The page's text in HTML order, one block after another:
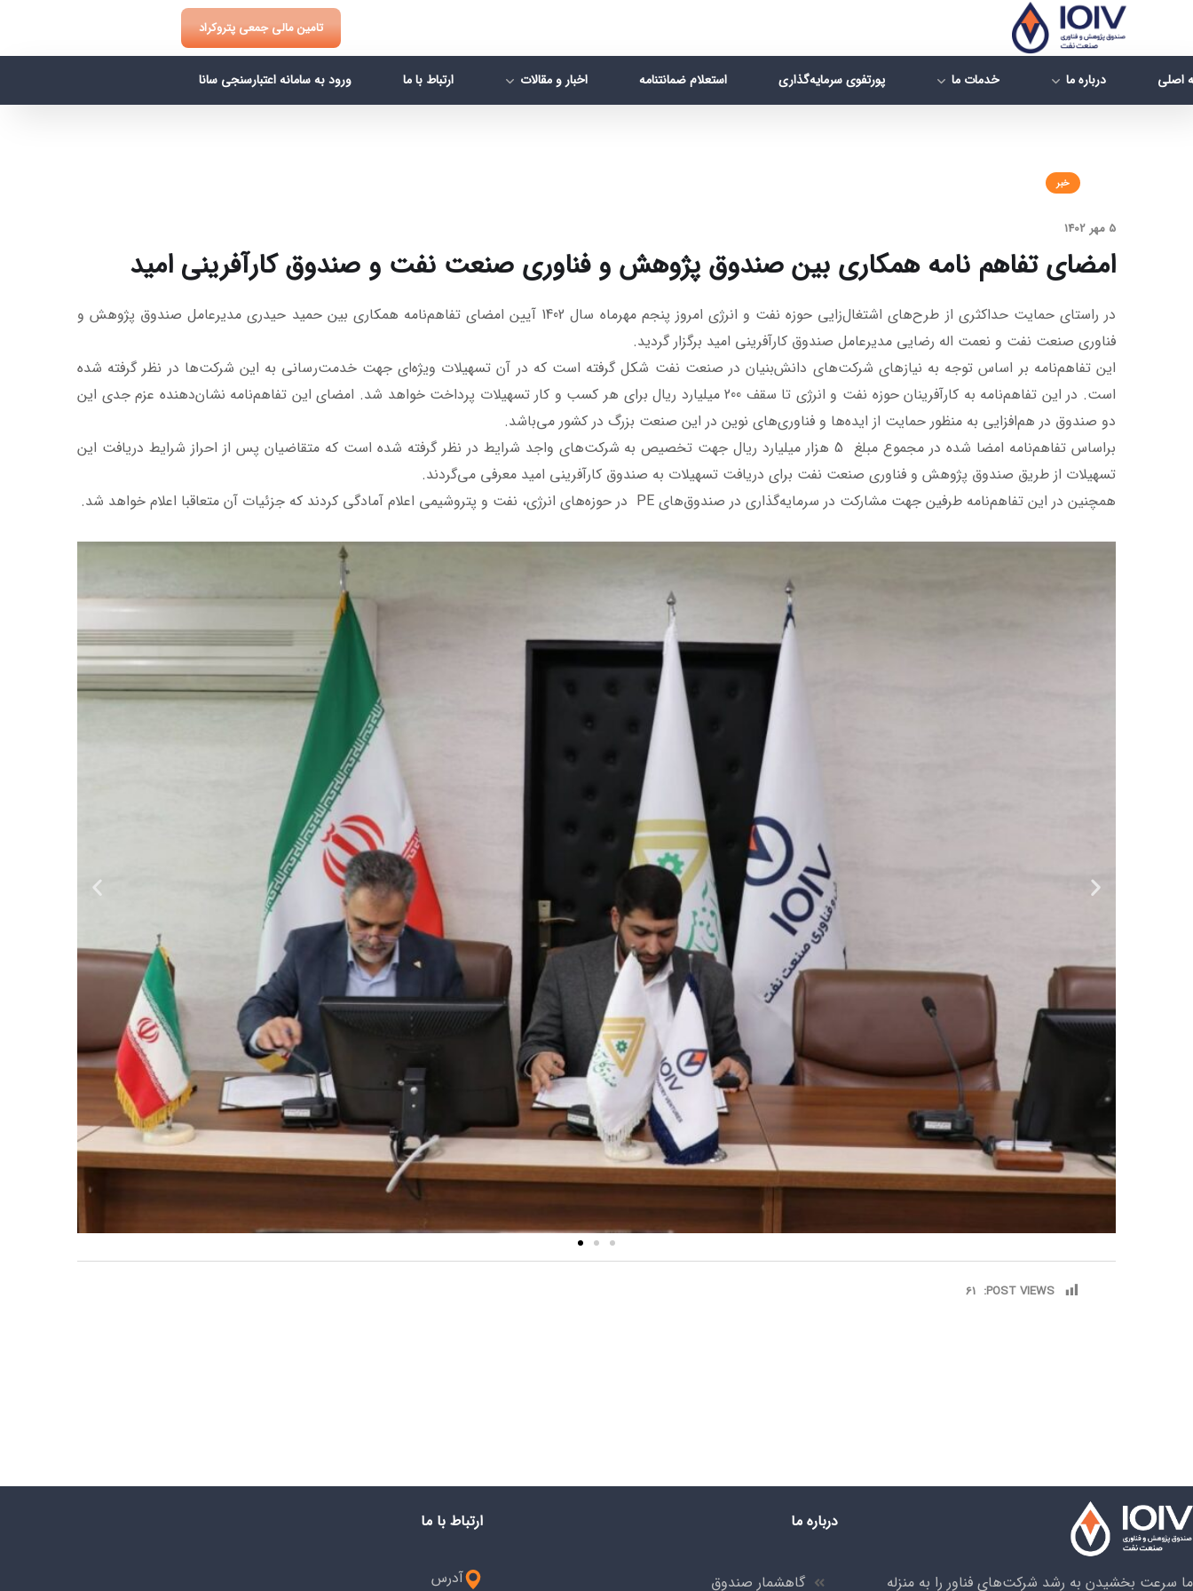
تامین مالی جمعی پتروکراد
اصلی درباره ما خدمات ما پورتفوی سرمایه‌گذاری استعلام ضمانتنامه اخبار و مقالات ارتباط با ما ورود به سامانه اعتبارسنجی سانا
خبر
5 مهر 1402
امضای تفاهم نامه همکاری بین صندوق پژوهش و فناوری صنعت نفت و صندوق کارآفرینی امید
در راستای حمایت حداکثری از طرح‌های اشتغال‌زایی حوزه نفت و انرژی امروز پنجم مهرماه سال 1402 آیین امضای تفاهم‌نامه همکاری بین حمید حیدری مدیرعامل صندوق پژوهش و
فناوری صنعت نفت و نعمت اله رضایی مدیرعامل صندوق کارآفرینی امید برگزار گردید.
این تفاهم‌نامه بر اساس توجه به نیازهای شرکت‌های دانش‌بنیان در صنعت نفت شکل گرفته است که در آن تسهیلات ویژه‌ای جهت خدمت‌رسانی به این شرکت‌ها در نظر گرفته شده
است. در این تفاهم‌نامه به کارآفرینان حوزه نفت و انرژی تا سقف 200 میلیارد ریال برای هر کسب و کار تسهیلات پرداخت خواهد شد. امضای این تفاهم‌نامه نشان‌دهنده عزم جدی این
دو صندوق در هم‌افزایی به منظور حمایت از ایده‌ها و فناوری‌های نوین در این صنعت بزرگ در کشور می‌باشد.
براساس تفاهم‌نامه امضا شده در مجموع مبلغ 5 هزار میلیارد ریال جهت تخصیص به شرکت‌های واجد شرایط در نظر گرفته شده است که متقاضیان پس از احراز شرایط دریافت این
تسهیلات از طریق صندوق پژوهش و فناوری صنعت نفت برای دریافت تسهیلات به صندوق کارآفرینی امید معرفی می‌گردند.
همچنین در این تفاهم‌نامه طرفین جهت مشارکت در سرمایه‌گذاری در صندوق‌های PE در حوزه‌های انرژی، نفت و پتروشیمی اعلام آمادگی کردند که جزئیات آن متعاقبا اعلام خواهد شد.
POST VIEWS:
61
ما سرعت بخشیدن به رشد شرکت‌های فناور را به منزله
درباره ما
گاهشمار صندوق
ارتباط با ما
آدرس